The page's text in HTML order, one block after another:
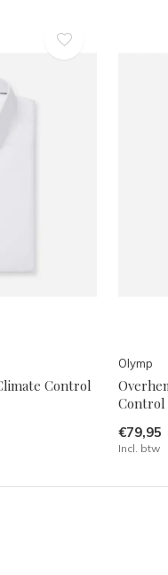
Control
Olymp
Control
€79,95
Incl. btw